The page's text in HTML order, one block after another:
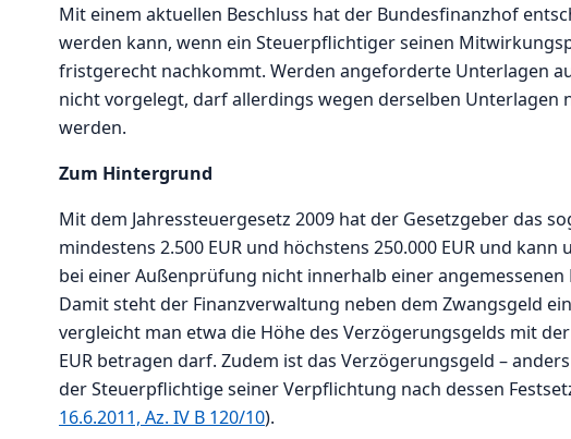
Mit einem aktuellen Beschluss hat der Bundesfinanzhof
werden kann, wenn ein Steuerpflichtiger seinen
fristgerecht nachkommt. Werden angeforderte Unterlagen
nicht vorgelegt, darf allerdings wegen derselben
werden.
Zum Hintergrund
Mit dem Jahressteuergesetz 2009 hat der Gesetzgeber das
mindestens 2.500 EUR und höchstens 250.000 EUR und
bei einer Außenprüfung nicht innerhalb einer
Damit steht der Finanzverwaltung neben dem Zwangsgeld
vergleicht man etwa die Höhe des Verzögerungsgelds mit
EUR betragen darf. Zudem ist das Verzögerungsgeld –
der Steuerpflichtige seiner Verpflichtung nach dessen
16.6.2011, Az. IV B 120/10).